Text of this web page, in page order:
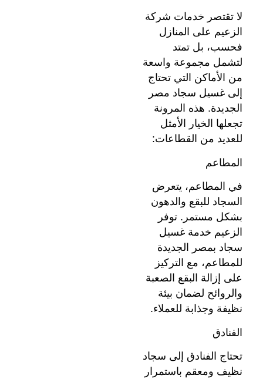
لا تقتصر خدمات شركة
الزعيم على المنازل
فحسب، بل تمتد
لتشمل مجموعة واسعة
من الأماكن التي تحتاج
إلى غسيل سجاد مصر
الجديدة. هذه المرونة
تجعلها الخيار الأمثل
للعديد من القطاعات:
المطاعم
في المطاعم، يتعرض
السجاد للبقع والدهون
بشكل مستمر. توفر
الزعيم خدمة غسيل
سجاد بمصر الجديدة
للمطاعم، مع التركيز
على إزالة البقع الصعبة
والروائح لضمان بيئة
نظيفة وجذابة للعملاء.
الفنادق
تحتاج الفنادق إلى سجاد
نظيف ومعقم باستمرار